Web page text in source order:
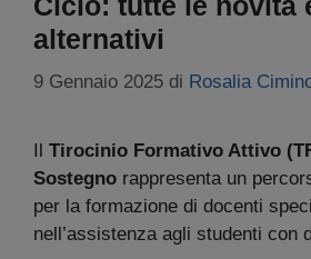
alternativi
9 Gennaio 2025 di Rosalia
Il Tirocinio Formativo Attivo
Sostegno rappresenta un
per la formazione di docenti
nell’assistenza agli studenti con